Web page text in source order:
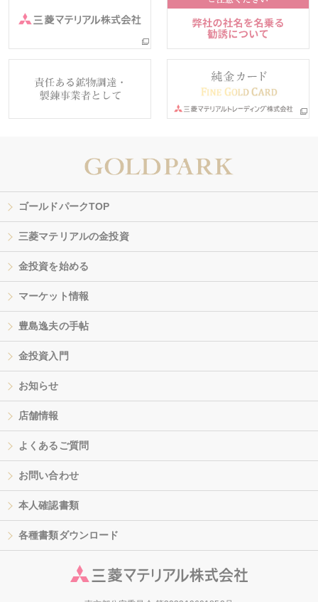
ゴールドパークTOP
三菱マテリアルの金投資
金投資を始める
マーケット情報
豊島逸夫の手帖
金投資入門
お知らせ
店舗情報
よくあるご質問
お問い合わせ
本人確認書類
各種書類ダウンロード